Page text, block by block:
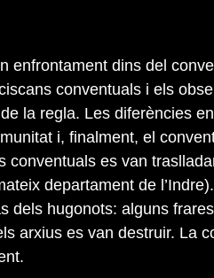
enfrontament dins del
conventuals i els
la regla. Les diferències
i, finalment, el
conventuals es van
departament de
dels hugonots: alguns
arxius es van destruir. La